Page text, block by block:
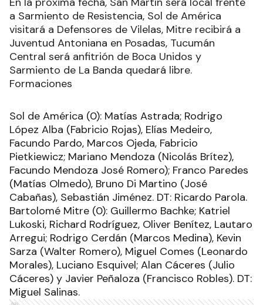
a Sarmiento de Resistencia, Sol de América
visitará a Defensores de Vilelas, Mitre recibirá a
Juventud Antoniana en Posadas, Tucumán
Central será anfitrión de Boca Unidos y
Sarmiento de La Banda quedará libre.
Formaciones
Sol de América (0): Matías Astrada; Rodrigo
López Alba (Fabricio Rojas), Elías Medeiro,
Facundo Pardo, Marcos Ojeda, Fabricio
Pietkiewicz; Mariano Mendoza (Nicolás Brítez),
Facundo Mendoza José Romero); Franco Paredes
(Matías Olmedo), Bruno Di Martino (José
Cabañas), Sebastián Jiménez. DT: Ricardo Parola.
Bartolomé Mitre (0): Guillermo Bachke; Katriel
Lukoski, Richard Rodríguez, Oliver Benítez, Lautaro
Arregui; Rodrigo Cerdán (Marcos Medina), Kevin
Sarza (Walter Romero), Miguel Comes (Leonardo
Morales), Luciano Esquivel; Alan Cáceres (Julio
Cáceres) y Javier Peñaloza (Francisco Robles). DT:
Miguel Salinas.
Ads